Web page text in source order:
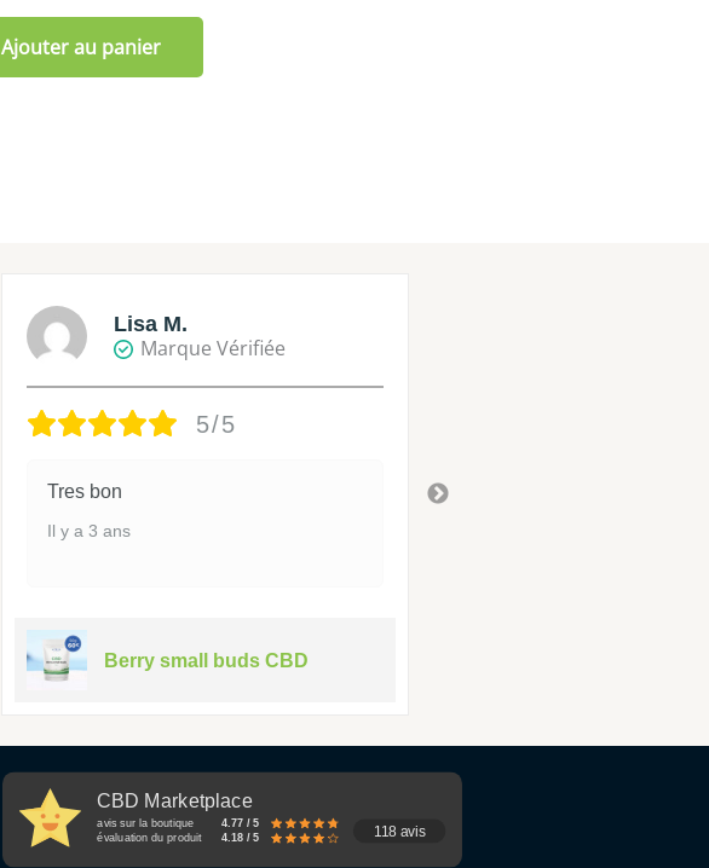
Ajouter au panier
Lisa M.
Marque Vérifiée
5/5
Tres bon
Il y a 3 ans
Berry small buds CBD
CBD Marketplace
avis sur la boutique
4.77 / 5
évaluation du produit
4.18 / 5 118 avis